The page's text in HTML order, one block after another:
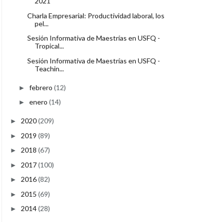
Charla Empresarial: Productividad laboral, los
pel...
Sesión Informativa de Maestrías en USFQ -
Tropical...
Sesión Informativa de Maestrías en USFQ -
Teachin...
► febrero (12)
► enero (14)
► 2020(209)
► 2019 (89)
► 2018 (67)
► 2017(100)
► 2016(82)
► 2015 (69)
► 2014(28)